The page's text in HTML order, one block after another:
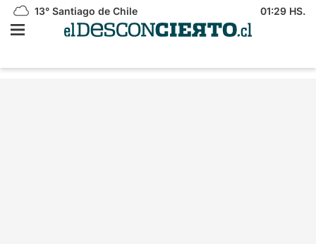
13° Santiago de Chile 01:29 HS.